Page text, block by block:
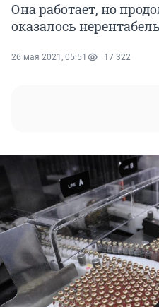
Она работает, но
оказалось
26 мая 2021, 05:51 17 322